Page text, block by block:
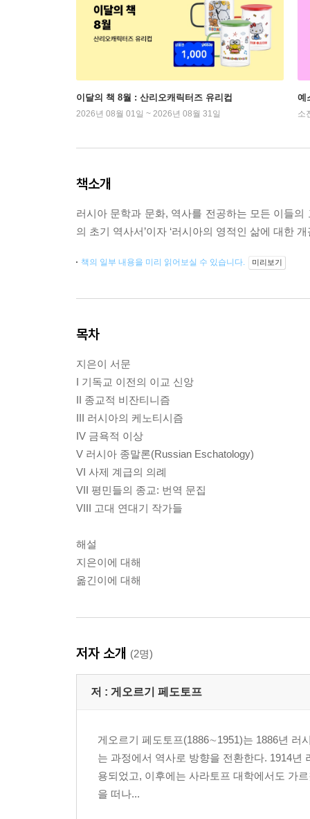
이달의 책 8월 : 산리오캐릭터즈 유리컵
2026년 08월 01일 ~ 2026년 08월 31일
예
소
책소개
러시아 문학과 문화, 역사를 전공하는 모든 이들
의 초기 역사서’이자 ‘러시아의 영적인 삶에 대한 개
책의 일부 내용을 미리 읽어보실 수 있습니다. 미리보기
목차
지은이 서문
I 기독교 이전의 이교 신앙
II 종교적 비잔티니즘
III 러시아의 케노티시즘
IV 금욕적 이상
V 러시아 종말론(Russian Eschatology)
VI 사제 계급의 의례
VII 평민들의 종교: 번역 문집
VIII 고대 연대기 작가들
해설
지은이에 대해
옮긴이에 대해
저자 소개 (2명)
저 : 게오르기 페도토프
게오르기 페도토프(1886∼1951)는 1886년 러
는 과정에서 역사로 방향을 전환한다. 1914
용되었고, 이후에는 사라토프 대학에서도 가
을 떠나...